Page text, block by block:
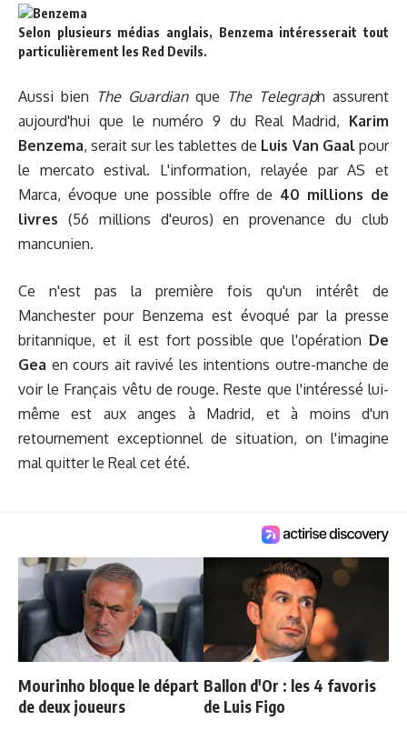
Selon plusieurs médias anglais, Benzema intéresserait tout
particulièrement les Red Devils.
Aussi bien The Guardianque The Telegraph assurent
aujourd'hui que le numéro 9 du Real Madrid, Karim
Benzema, serait sur les tablettes de Luis Van Gaalpour
le mercato estival. L'information, relayée par AS et
Marca, évoque une possible offre de 40 millions de
livres (56 millions d'euros) en provenance du club
mancunien.
Ce n'est pas la première fois qu'un intérêt de
Manchester pour Benzema est évoqué par la presse
britannique, et il est fort possible que l'opération De
Gea en cours ait ravivé les intentions outre-manche de
voir le Français vêtu de rouge. Reste que l'intéressé lui-
même est aux anges à Madrid, et à moins d'un
retournement exceptionnel de situation, on l'imagine
mal quitter le Real cet été.
Mourinho bloque le départ
de deux joueurs
Ballon d'Or : les 4 favoris
de Luis Figo